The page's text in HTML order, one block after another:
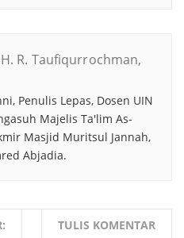
R. Taufiqurrochman,
Penulis Lepas, Dosen UIN
Majelis Ta'lim As-
Masjid Muritsul Jannah,
Abjadia.
TULIS KOMENTAR